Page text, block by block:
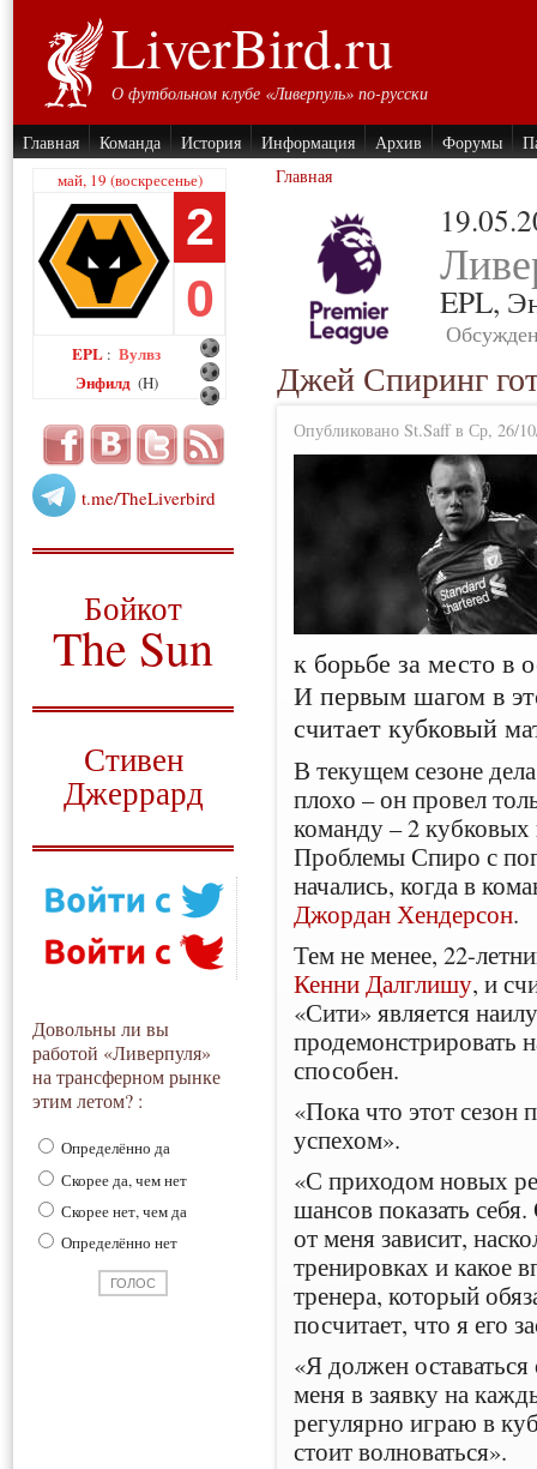
LiverBird.ru
О футбольном клубе «Ливерпуль» по-русски
Главная Команда История Информация Архив Форумы
май, 19 (воскресенье)
2
0
EPL : Вулвз
Энфилд (H)
t.me/TheLiverbird
Бойкот
The Sun
Стивен
Джеррард
Довольны ли вы
работой «Ливерпуля»
на трансферном рынке
этим летом? :
Определённо да
Скорее да, чем нет
Скорее нет, чем да
Определённо нет
Главная
EPL,
Джей Спиринг
Опубликовано St.Saff в Ср, 26/
к борьбе за место в
И первым шагом в
считает кубковый
В текущем сезоне
плохо – он провел
команду – 2
Проблемы Спиро с
начались, когда в
Джордан Хендерсон.
Тем не менее, 22-
Кенни Далглишу, и
«Сити» является
продемонстрировать
способен.
«Пока что этот сезон
успехом».
«С приходом новых
шансов показать
от меня зависит,
тренировках и какое
тренера, который
посчитает, что я его
«Я должен
меня в заявку на
регулярно играю в
стоит волноваться».